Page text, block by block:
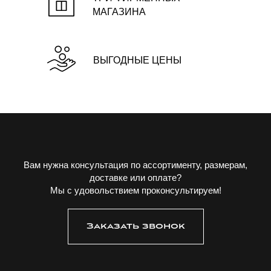
МАГАЗИНА
ВЫГОДНЫЕ ЦЕНЫ
Вам нужна консультация по ассортименту, размерам,
доставке или оплате?
Мы с удовольствием проконсультируем!
Заказать звонок